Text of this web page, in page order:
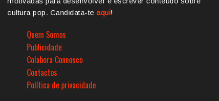
cultura pop. Candidata-te aqui!
Quem Somos
Publicidade
Colabora Connosco
Contactos
Política de privacidade